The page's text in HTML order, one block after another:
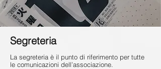
Segreteria
La segreteria è il punto di riferimento per tutte
le comunicazioni dell’associazione.